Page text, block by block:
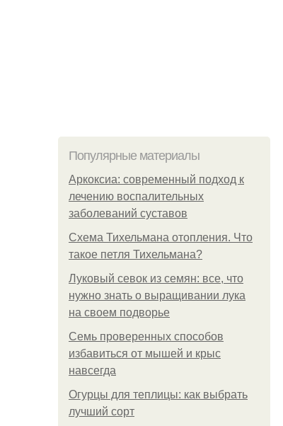
Популярные материалы
Аркоксиа: современный подход к
лечению воспалительных
заболеваний суставов
Схема Тихельмана отопления. Что
такое петля Тихельмана?
Луковый севок из семян: все, что
нужно знать о выращивании лука
на своем подворье
Семь проверенных способов
избавиться от мышей и крыс
навсегда
Огурцы для теплицы: как выбрать
лучший сорт